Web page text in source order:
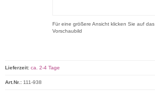
Für eine größere Ansicht klicken Sie auf das
Vorschaubild
Lieferzeit: ca. 2-4 Tage
Art.Nr.: 111-938